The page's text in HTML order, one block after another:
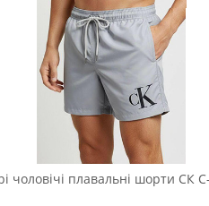
чоловічі плавальні шорти СК